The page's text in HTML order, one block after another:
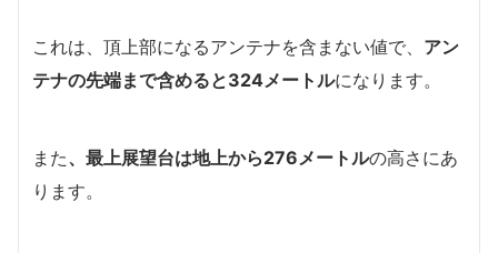
これは、頂上部になるアンテナを含まない値で、 アン
テナの先端まで含めると324メートルになります。
また、最上展望台は地上から276メートルの高さにあ
ります。